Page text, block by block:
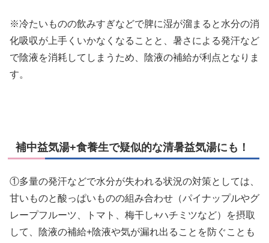
※冷たいものの飲みすぎなどで脾に湿が溜まると水分の消
化吸収が上手くいかなくなることと、暑さによる発汗など
で陰液を消耗してしまうため、陰液の補給が利点となりま
す。
補中益気湯+食養生で疑似的な清暑益気湯にも！
①多量の発汗などで水分が失われる状況の対策としては、
甘いものと酸っぱいものの組み合わせ（パイナップルやグ
レープフルーツ、トマト、梅干し+ハチミツなど）を摂取
して、陰液の補給+陰液や気が漏れ出ることを防ぐことも